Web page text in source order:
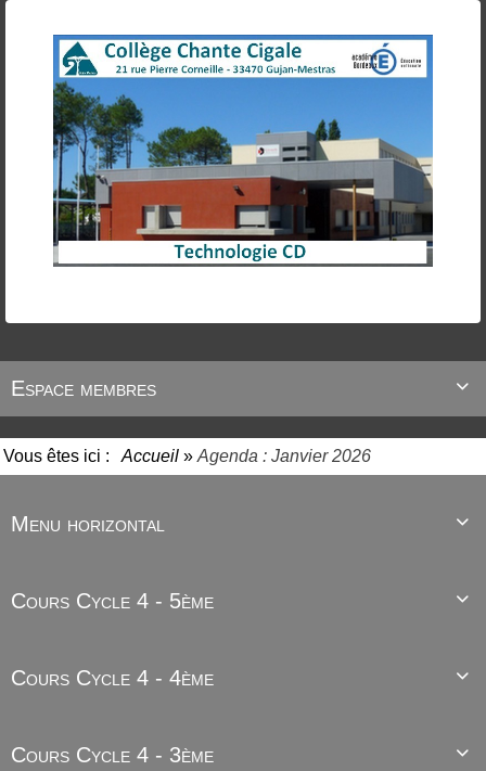

Espace membres
Vous êtes ici : Accueil»Agenda : Janvier 2026

Menu horizontal

Cours Cycle 4 - 5ème

Cours Cycle 4 - 4ème

Cours Cycle 4 - 3ème